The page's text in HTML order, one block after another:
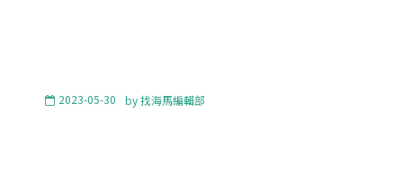
2023-05-30 by找海馬編輯部